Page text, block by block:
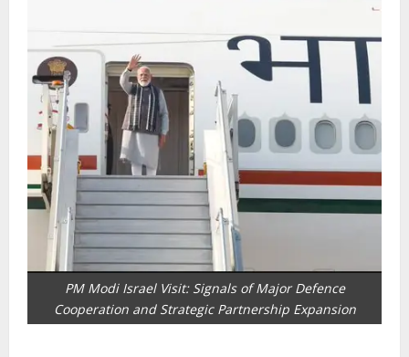
PM Modi Israel Visit: Signals of Major Defence
Cooperation and Strategic Partnership Expansion